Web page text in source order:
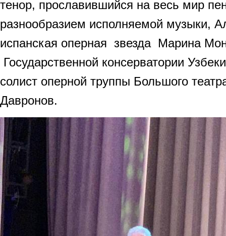
тенор, прославившийся на весь мир
разнообразием исполняемой музыки,
испанская оперная звезда Марина
Государственной консерватории
солист оперной труппы Большого
Давронов.